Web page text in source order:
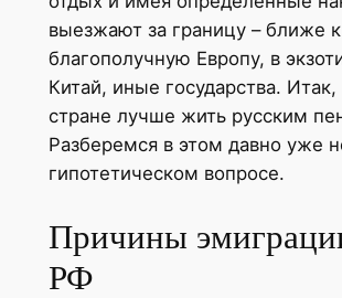
выезжают за границу – ближе
благополучную Европу, в
Китай, иные государства. Итак,
стране лучше жить русским
Разберемся в этом давно уже
гипотетическом вопросе.
Причины
РФ